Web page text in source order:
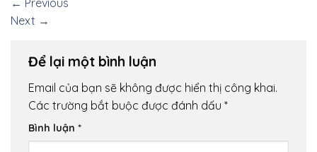
← Previous
Next →
Để lại một bình luận
Email của bạn sẽ không được hiển thị công khai.
Các trường bắt buộc được đánh dấu *
Bình luận *